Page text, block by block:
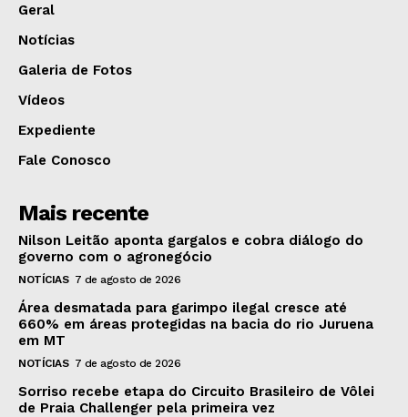
Geral
Notícias
Galeria de Fotos
Vídeos
Expediente
Fale Conosco
Mais recente
Nilson Leitão aponta gargalos e cobra diálogo do
governo com o agronegócio
NOTÍCIAS 7 de agosto de 2026
Área desmatada para garimpo ilegal cresce até
660% em áreas protegidas na bacia do rio Juruena
em MT
NOTÍCIAS 7 de agosto de 2026
Sorriso recebe etapa do Circuito Brasileiro de Vôlei
de Praia Challenger pela primeira vez